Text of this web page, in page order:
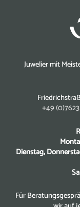
Juwelier mit
+49 (0)7623
Dienstag,
Für